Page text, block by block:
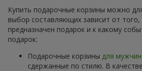
Купить подарочные корзины можно
выбор составляющих зависит от
предназначен подарок и к какому
подарок:
Подарочные корзины для мужчин
сдержанные по стилю. В